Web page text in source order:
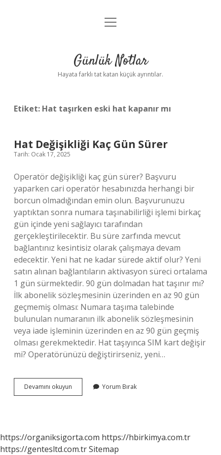
Anasayfa
Yasal Uyarı
menüyü
Günlük Notlar
Hayata farklı tat katan küçük ayrıntılar.
Etiket: Hat taşırken eski hat kapanır mı
Hat Değişikliği Kaç Gün Sürer
Tarih: Ocak 17, 2025
Operatör değişikliği kaç gün sürer? Başvuru
yaparken cari operatör hesabınızda herhangi bir
borcun olmadığından emin olun. Başvurunuzu
yaptıktan sonra numara taşınabilirliği işlemi birkaç
gün içinde yeni sağlayıcı tarafından
gerçekleştirilecektir. Bu süre zarfında mevcut
bağlantınız kesintisiz olarak çalışmaya devam
edecektir. Yeni hat ne kadar sürede aktif olur? Yeni
satın alınan bağlantıların aktivasyon süreci ortalama
1 gün sürmektedir. 90 gün dolmadan hat taşınır mı?
İlk abonelik sözleşmesinin üzerinden en az 90 gün
geçmemiş olması: Numara taşıma talebinde
bulunulan numaranın ilk abonelik sözleşmesinin
veya iade işleminin üzerinden en az 90 gün geçmiş
olması gerekmektedir. Hat taşıyınca SIM kart değişir
mi? Operatörünüzü değiştirirseniz, yeni…
Devamını okuyun
Değişikliği
Yorum Bırak
https://organiksigorta.com https://hbirkimya.com.tr
https://gentesltd.com.trSitemap